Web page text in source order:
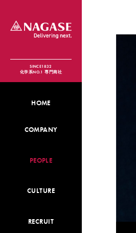
SINCE1832
化学系NO.1 専門商社
HOME
COMPANY
PEOPLE
CULTURE
RECRUIT